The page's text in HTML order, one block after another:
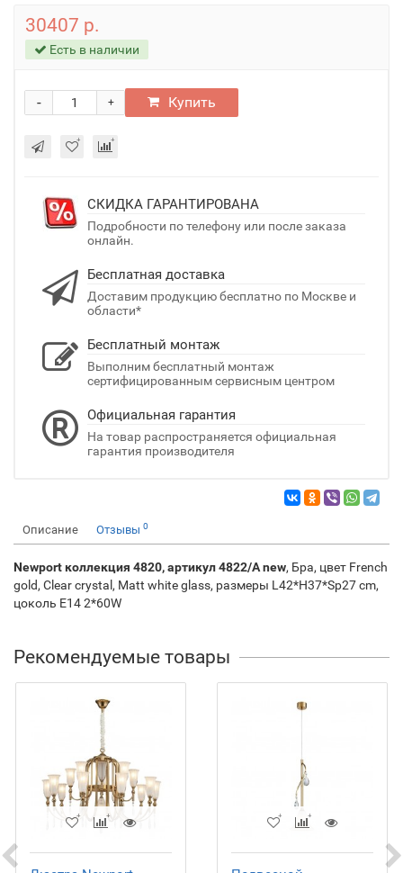
30407 р.
Есть в наличии
+
- Купить
СКИДКА ГАРАНТИРОВАНА
Подробности по телефону или после заказа
онлайн.
Бесплатная доставка
Доставим продукцию бесплатно по Москве и
области*
Бесплатный монтаж
Выполним бесплатный монтаж
сертифицированным сервисным центром
Официальная гарантия
На товар распространяется официальная
гарантия производителя
Описание Отзывы 0
Newport коллекция 4820, артикул4822/A new, Бра, цвет French
gold, Clear crystal, Matt white glass, размеры L42*H37*Sp27 cm,
цоколь E14 2*60W
Рекомендуемые товары